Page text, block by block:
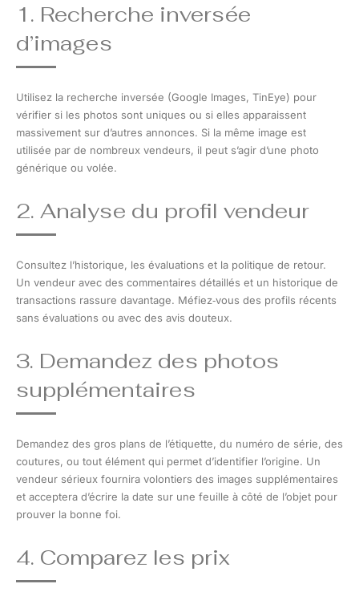
1. Recherche inversée
d’images
Utilisez la recherche inversée (Google Images, TinEye) pour
vérifier si les photos sont uniques ou si elles apparaissent
massivement sur d’autres annonces. Si la même image est
utilisée par de nombreux vendeurs, il peut s’agir d’une photo
générique ou volée.
2. Analyse du profil vendeur
Consultez l’historique, les évaluations et la politique de retour.
Un vendeur avec des commentaires détaillés et un historique de
transactions rassure davantage. Méfiez‑vous des profils récents
sans évaluations ou avec des avis douteux.
3. Demandez des photos
supplémentaires
Demandez des gros plans de l’étiquette, du numéro de série, des
coutures, ou tout élément qui permet d’identifier l’origine. Un
vendeur sérieux fournira volontiers des images supplémentaires
et acceptera d’écrire la date sur une feuille à côté de l’objet pour
prouver la bonne foi.
4. Comparez les prix